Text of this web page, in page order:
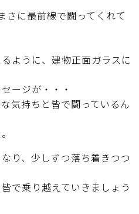
さに最前線で闘ってくれて
ように、建物正面ガラスに
ージが・・・
気持ちと皆で闘っているん
り、少しずつ落ち着きつつ
で乗り越えていきましょう